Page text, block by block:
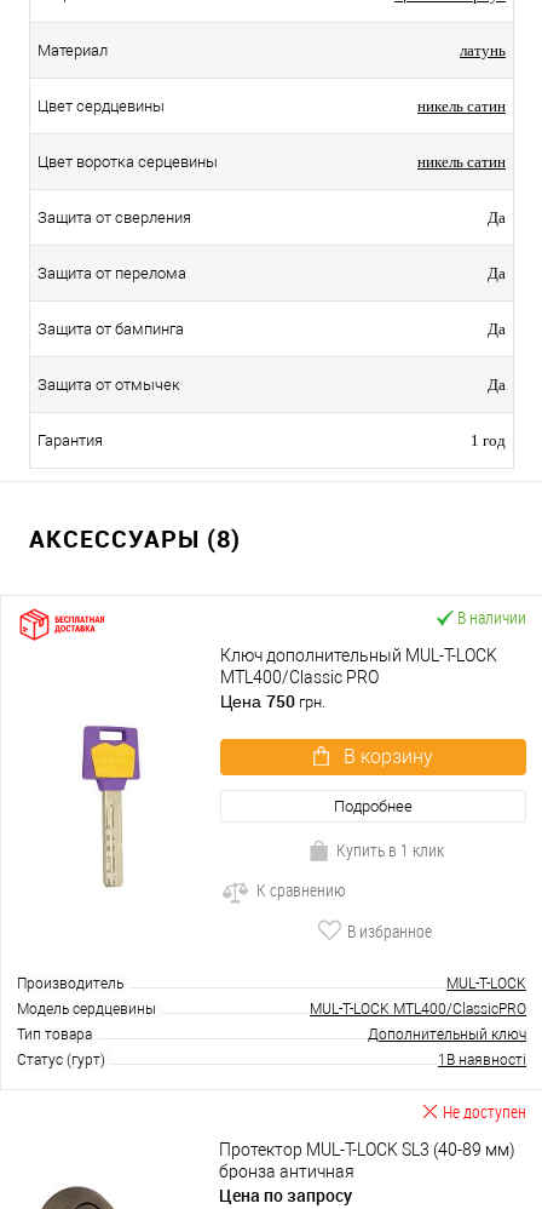
Материал латунь
Цвет сердцевины никель сатин
Цвет воротка серцевины никель сатин
Защита от сверления Да
Защита от перелома Да
Защита от бампинга Да
Защита от отмычек Да
Гарантия 1 год
АКСЕССУАРЫ (8)
В наличии
Ключ дополнительный MUL-T-LOCK
MTL400/Classic PRO
Цена 750 грн.
В корзину
Подробнее
Купить в 1 клик
К сравнению
В избранное
Производитель
MUL-T-LOCK
Модель сердцевины
MUL-T-LOCK MTL400/ClassicPRO
Тип товара
Дополнительный ключ
Статус (гурт)
1В наявності
Не доступен
Протектор MUL-T-LOCK SL3 (40-89 мм)
бронза античная
Цена по запросу